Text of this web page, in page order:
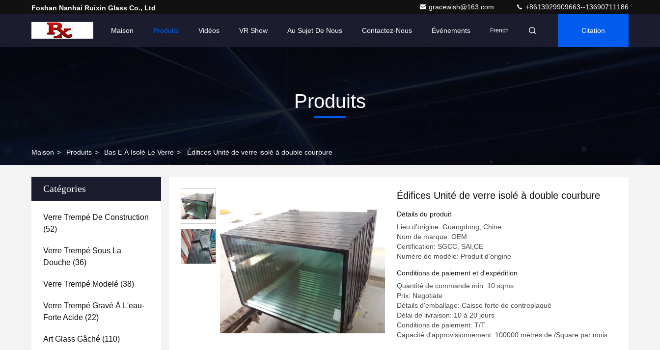
Foshan Nanhai Ruixin Glass Co., Ltd gracewish@163.com +8613929909663--13690711186
Maison Produits Vidéos VR Show Au Sujet De Nous Contactez-Nous Événements French Citation
Produits
Maison > Produits > Bas E A Isolé Le Verre > Édifices Unité de verre isolé à double courbure
Catégories
Verre Trempé De Construction
(52)
Verre Trempé Sous La
Douche (36)
Verre Trempé Modelé (38)
Verre Trempé Gravé À L'eau-
Forte Acide (22)
Art Glass Gâché (110)
Édifices Unité de verre isolé à double courbure
Détails du produit
Lieu d'origine: Guangdong, Chine
Nom de marque: OEM
Certification: SGCC, SAI,CE
Numéro de modèle: Produit d'origine
Conditions de paiement et d'expédition
Quantité de commande min: 10 sqms
Prix: Negotiate
Détails d'emballage: Caisse forte de contreplaqué
Délai de livraison: 10 à 20 jours
Conditions de paiement: T/T
Capacité d'approvisionnement: 100000 mètres de /Square par mois